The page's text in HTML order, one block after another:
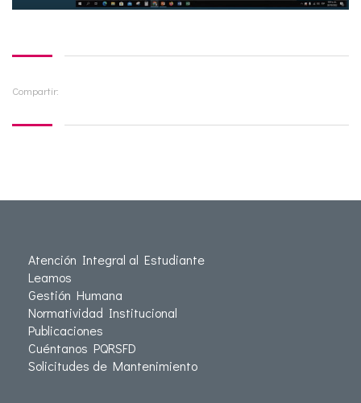
Compartir:
Atención Integral al Estudiante
Leamos
Gestión Humana
Normatividad Institucional
Publicaciones
Cuéntanos PQRSFD
Solicitudes de Mantenimiento